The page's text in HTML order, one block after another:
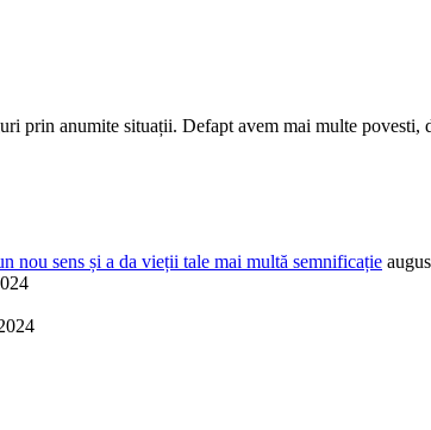
prin anumite situații. Defapt avem mai multe povesti,
nou sens și a da vieții tale mai multă semnificație